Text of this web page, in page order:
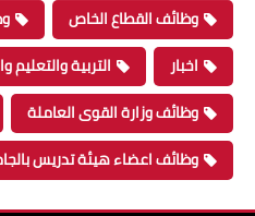
وظائف القطاع الخاص
اخبار
التربية والتعليم
وظائف وزارة القوى العاملة
وظائف اعضاء هيئة تدريس